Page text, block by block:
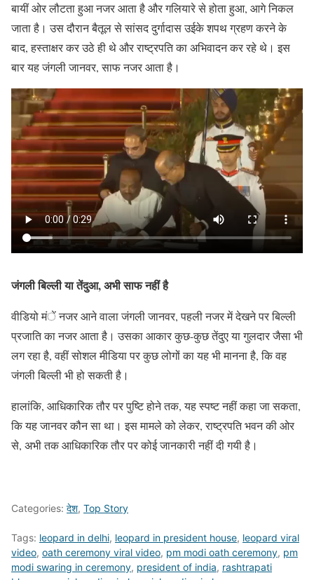
बायीं ओर लौटता हुआ नजर आता है और गलियारे से होता हुआ, आगे निकल
जाता है। उस दौरान बैतूल से सांसद दुर्गादास उईके शपथ ग्रहण करने के
बाद, हस्ताक्षर कर उठे ही थे और राष्ट्रपति का अभिवादन कर रहे थे। इस
बार यह जंगली जानवर, साफ नजर आता है।
जंगली बिल्ली या तेंदुआ, अभी साफ नहीं है
वीडियो मंें नजर आने वाला जंगली जानवर, पहली नजर में देखने पर बिल्ली
प्रजाति का नजर आता है। उसका आकार कुछ-कुछ तेंदुए या गुलदार जैसा भी
लग रहा है, वहीं सोशल मीडिया पर कुछ लोगों का यह भी मानना है, कि वह
जंगली बिल्ली भी हो सकती है।
हालांकि, आधिकारिक तौर पर पुष्टि होने तक, यह स्पष्ट नहीं कहा जा सकता,
कि यह जानवर कौन सा था। इस मामले को लेकर, राष्ट्रपति भवन की ओर
से, अभी तक आधिकारिक तौर पर कोई जानकारी नहीं दी गयी है।
Categories: देश, Top Story
Tags: leopard in delhi, leopard in president house, leopard viral
video, oath ceremony viral video, pm modi oath ceremony, pm
modi swaring in ceremony, president of india, rashtrapati